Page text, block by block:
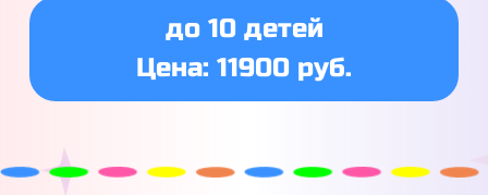
до 10 детей
Цена: 11900 руб.